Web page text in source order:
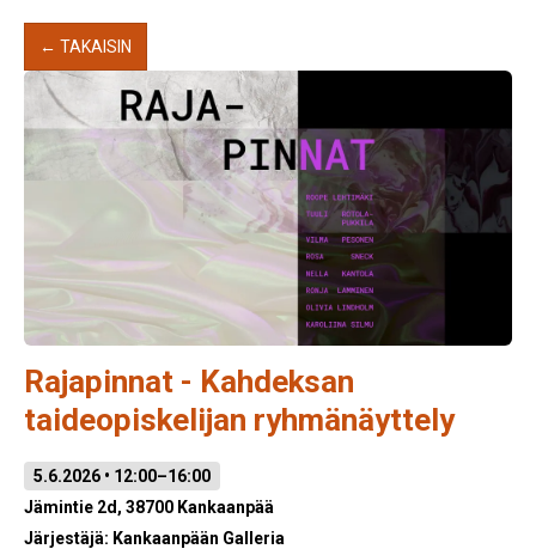
← TAKAISIN
Rajapinnat - Kahdeksan
taideopiskelijan ryhmänäyttely
5.6.2026 • 12:00–16:00
Jämintie 2d, 38700 Kankaanpää
Järjestäjä: Kankaanpään Galleria